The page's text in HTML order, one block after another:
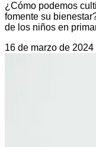
¿Cómo podemos
fomente su
de los niños en
16 de marzo de 2024